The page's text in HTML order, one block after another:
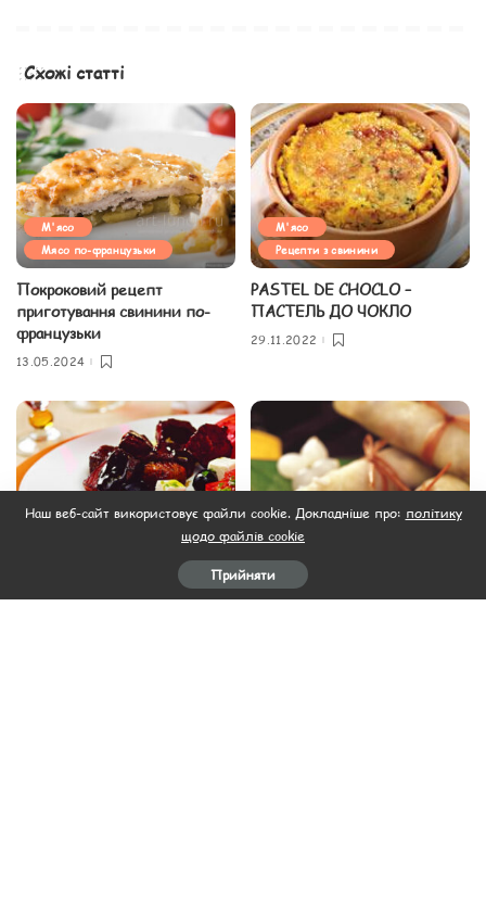
Схожі статті
М'ясо
Мясо по-французьки
Покроковий рецепт
приготування свинини по-
французьки
13.05.2024
М'ясо
Рецепти з свинини
PASTEL DE CHOCLO –
ПАСТЕЛЬ ДО ЧОКЛО
29.11.2022
М'ясо
М'ясо
Рецепти з свинини
КАПУСТНІ РУЛЕТИКИ
Наш веб-сайт використовує файли cookie. Докладніше про: політику
щодо файлів cookie
Прийняти